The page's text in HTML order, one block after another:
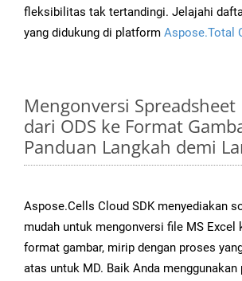
fleksibilitas tak tertandingi. Jelajahi
yang didukung di platform Aspose.Total
Mengonversi Spreadsheet
dari ODS ke Format
Panduan Langkah demi
Aspose.Cells Cloud SDK menyediakan
mudah untuk mengonversi file MS Excel
format gambar, mirip dengan proses
atas untuk MD. Baik Anda menggunakan